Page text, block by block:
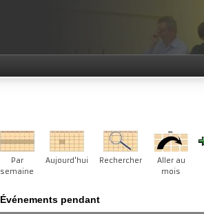
Par
semaine
Aujourd'hui Rechercher
Aller au
mois
Événements pendant